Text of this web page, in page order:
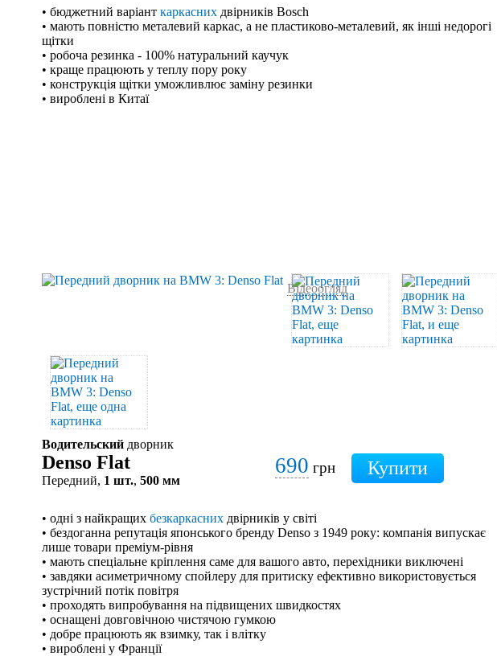
• бюджетний варіант каркасних двірників Bosch
• мають повністю металевий каркас, а не пластиково-металевий, як інші недорогі
щітки
• робоча резинка - 100% натуральний каучук
• краще працюють у теплу пору року
• конструкція щітки уможливлює заміну резинки
• вироблені в Китаї
Відеоогляд
Водительский дворник
Denso Flat
Передний, 1 шт., 500 мм
690 грн
• одні з найкращих безкаркасних двірників у світі
• бездоганна репутація японського бренду Denso з 1949 року: компанія випускає
лише товари преміум-рівня
• мають спеціальне кріплення саме для вашого авто, перехідники виключені
• завдяки асиметричному спойлеру для притиску ефективно використовується
зустрічний потік повітря
• проходять випробування на підвищених швидкостях
• оснащені довговічною чистячою гумкою
• добре працюють як взимку, так і влітку
• вироблені у Франції